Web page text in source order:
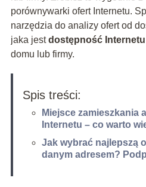
porównywarki ofert Internetu.
narzędzia do analizy ofert od
jaka jestdostępność
domu lub firmy.
Spis treści:
Miejsce zamieszkania
Internetu – co warto
Jak wybrać najlepszą
danym adresem?